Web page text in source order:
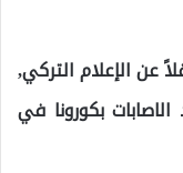
عن الإعلام التركي,
بكورونا في